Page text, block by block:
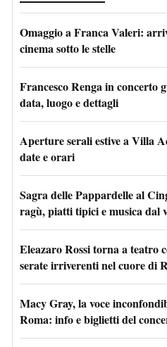
Omaggio a Franca Valeri:
cinema sotto le stelle
Francesco Renga in concerto
data, luogo e dettagli
Aperture serali estive a Villa
date e orari
Sagra delle Pappardelle al
ragù, piatti tipici e musica dal
Eleazaro Rossi torna a teatro
serate irriverenti nel cuore di
Macy Gray, la voce
Roma: info e biglietti del